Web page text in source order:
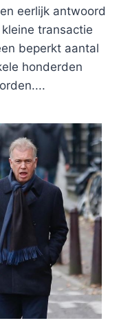
eerlijk antwoord
transactie
beperkt aantal
honderden